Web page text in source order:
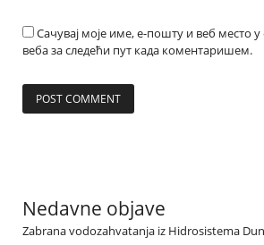
Сачувај моје име, е-пошту и веб место
веба за следећи пут када коментаришем.
Nedavne objave
Zabrana vodozahvatanja iz Hidrosistema